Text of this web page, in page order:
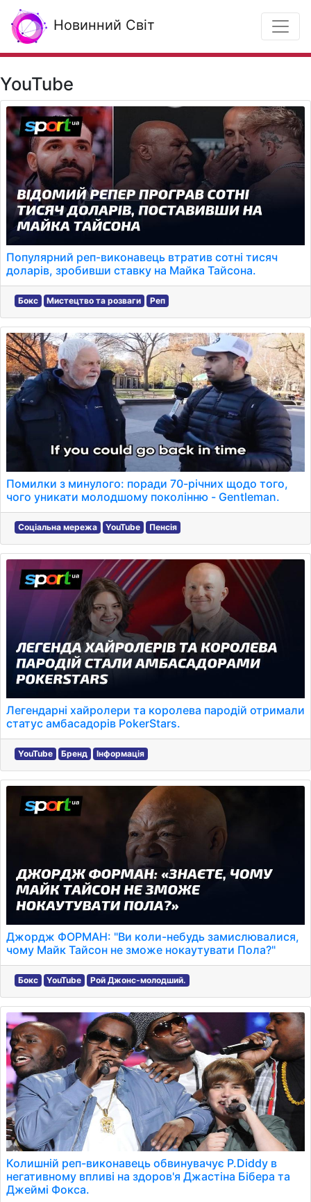
Новинний Світ
YouTube
Популярний реп-виконавець втратив сотні тисяч
доларів, зробивши ставку на Майка Тайсона.
Бокс Мистецтво та розваги Реп
Помилки з минулого: поради 70-річних щодо того,
чого уникати молодшому поколінню - Gentleman.
Соціальна мережа YouTube Пенсія
Легендарні хайролери та королева пародій отримали
статус амбасадорів PokerStars.
YouTube Бренд Інформація
Джордж ФОРМАН: "Ви коли-небудь замислювалися,
чому Майк Тайсон не зможе нокаутувати Пола?"
Бокс YouTube Рой Джонс-молодший.
Колишній реп-виконавець обвинувачує P.Diddy в
негативному впливі на здоров'я Джастіна Бібера та
Джеймі Фокса.